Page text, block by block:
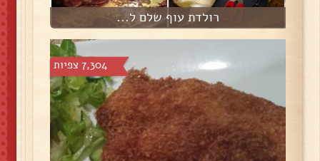
רולדת עוף שלם ל...
7,304 צפיות